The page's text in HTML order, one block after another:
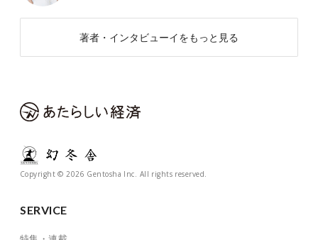
著者・インタビューイをもっと見る
Copyright © 2026 Gentosha Inc. All rights reserved.
SERVICE